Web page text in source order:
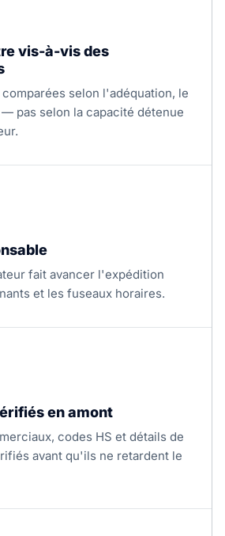
vis-à-vis des
selon l'adéquation, le
pas selon la capacité détenue
fait avancer l'expédition
et les fuseaux horaires.
en amont
codes HS et détails de
avant qu'ils ne retardent le